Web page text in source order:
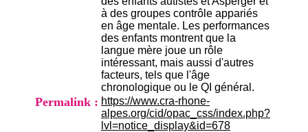
à des groupes contrôle appariés
en âge mentale. Les performances
des enfants montrent que la
langue mère joue un rôle
intéressant, mais aussi d'autres
facteurs, tels que l'âge
chronologique ou le QI général.
Permalink : https://www.cra-rhone-
alpes.org/cid/opac_css/index.php?
lvl=notice_display&id=678
l
e
V
i
n
a
t
i
e
r